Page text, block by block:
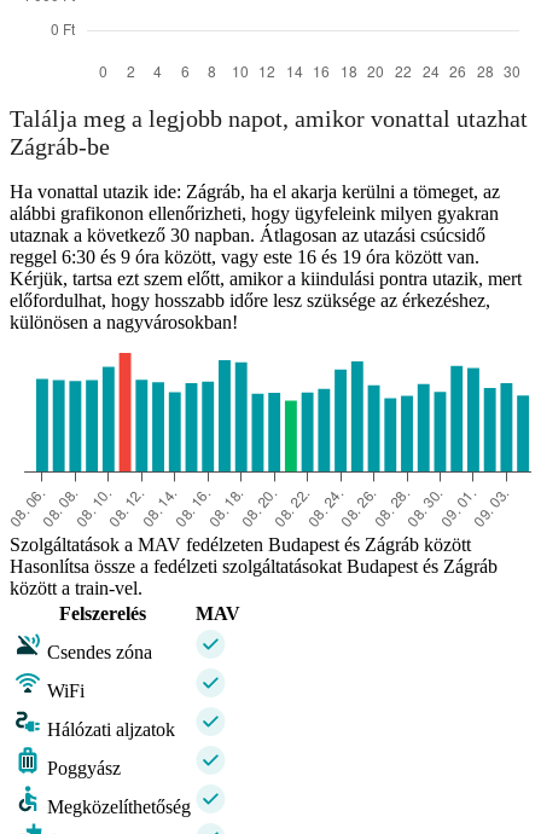
Találja meg a legjobb napot, amikor vonattal utazhat
Zágráb-be
Ha vonattal utazik ide: Zágráb, ha el akarja kerülni a tömeget, az
alábbi grafikonon ellenőrizheti, hogy ügyfeleink milyen gyakran
utaznak a következő 30 napban. Átlagosan az utazási csúcsidő
reggel 6:30 és 9 óra között, vagy este 16 és 19 óra között van.
Kérjük, tartsa ezt szem előtt, amikor a kiindulási pontra utazik, mert
előfordulhat, hogy hosszabb időre lesz szüksége az érkezéshez,
különösen a nagyvárosokban!
Szolgáltatások a MAV fedélzeten Budapest és Zágráb között
Hasonlítsa össze a fedélzeti szolgáltatásokat Budapest és Zágráb
között a train-vel.
Felszerelés
MAV
Csendes zóna
WiFi
Hálózati aljzatok
Poggyász
Megközelíthetőség